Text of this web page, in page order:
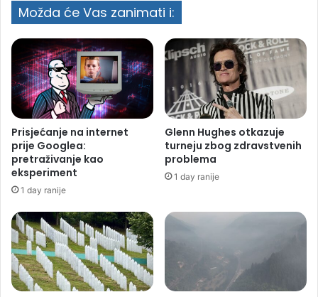
Možda će Vas zanimati i:
Prisjećanje na internet
prije Googlea:
pretraživanje kao
eksperiment
1 day ranije
Glenn Hughes otkazuje
turneju zbog zdravstvenih
problema
1 day ranije